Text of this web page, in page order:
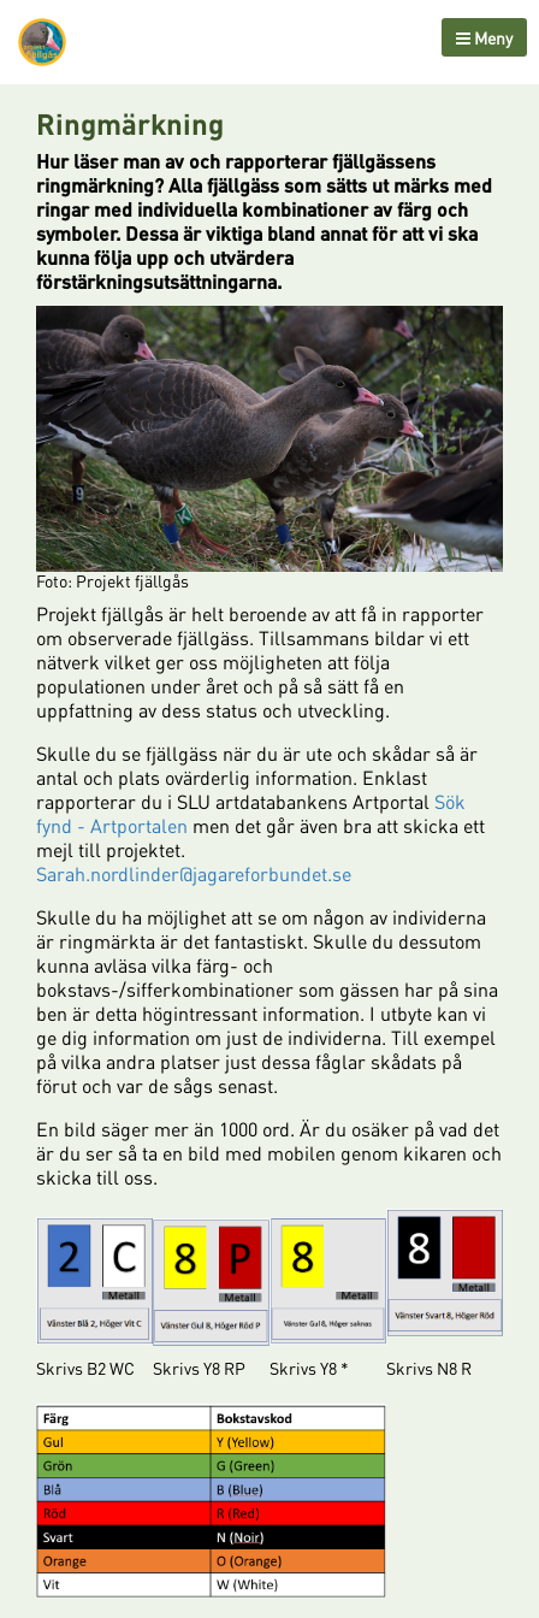
Meny
Ringmärkning
Hur läser man av och rapporterar fjällgässens
ringmärkning? Alla fjällgäss som sätts ut märks med
ringar med individuella kombinationer av färg och
symboler. Dessa är viktiga bland annat för att vi ska
kunna följa upp och utvärdera
förstärkningsutsättningarna.
Foto: Projekt fjällgås
Projekt fjällgås är helt beroende av att få in rapporter
om observerade fjällgäss. Tillsammans bildar vi ett
nätverk vilket ger oss möjligheten att följa
populationen under året och på så sätt få en
uppfattning av dess status och utveckling.
Skulle du se fjällgäss när du är ute och skådar så är
antal och plats ovärderlig information. Enklast
rapporterar du i SLU artdatabankens Artportal Sök
fynd - Artportalen men det går även bra att skicka ett
mejl till projektet.
Sarah.nordlinder@jagareforbundet.se
Skulle du ha möjlighet att se om någon av individerna
är ringmärkta är det fantastiskt. Skulle du dessutom
kunna avläsa vilka färg- och
bokstavs-/sifferkombinationer som gässen har på sina
ben är detta högintressant information. I utbyte kan vi
ge dig information om just de individerna. Till exempel
på vilka andra platser just dessa fåglar skådats på
förut och var de sågs senast.
En bild säger mer än 1000 ord. Är du osäker på vad det
är du ser så ta en bild med mobilen genom kikaren och
skicka till oss.
Skrivs B2 WC Skrivs Y8 RP Skrivs Y8 * Skrivs N8 R